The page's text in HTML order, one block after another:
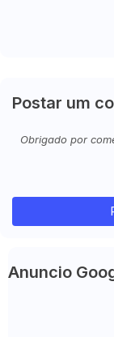
Postar um
Obrigado por
Anuncio